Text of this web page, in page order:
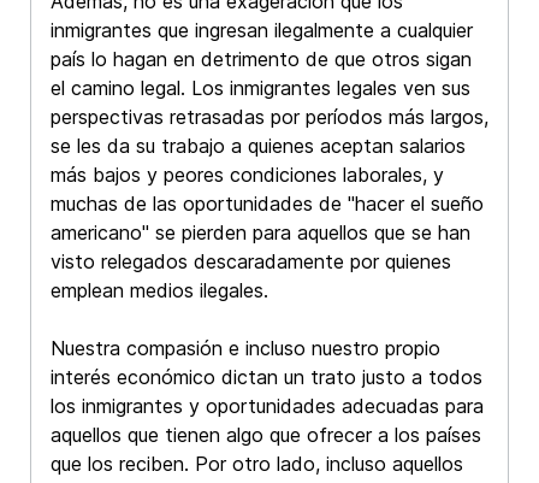
inmigrantes que ingresan ilegalmente a cualquier
país lo hagan en detrimento de que otros sigan
el camino legal. Los inmigrantes legales ven sus
perspectivas retrasadas por períodos más largos,
se les da su trabajo a quienes aceptan salarios
más bajos y peores condiciones laborales, y
muchas de las oportunidades de "hacer el sueño
americano" se pierden para aquellos que se han
visto relegados descaradamente por quienes
emplean medios ilegales.
Nuestra compasión e incluso nuestro propio
interés económico dictan un trato justo a todos
los inmigrantes y oportunidades adecuadas para
aquellos que tienen algo que ofrecer a los países
que los reciben. Por otro lado, incluso aquellos